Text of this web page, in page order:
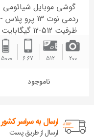
گوشی موبایل شیائومی
ردمی نوت 13 پرو پلاس -
ظرفیت 512-12 گیگابایت
200
512
6.67
5000 ‌
ناموجود
ارسال به سراسر کشور
ارسال از طریق پست